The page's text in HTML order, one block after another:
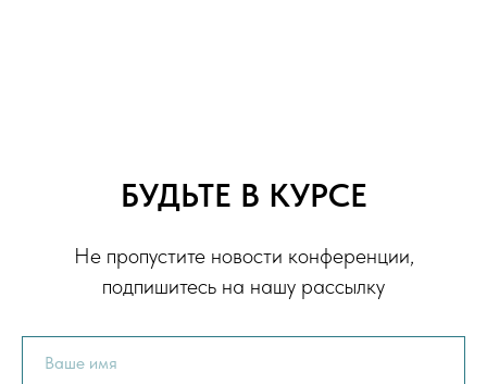
БУДЬТЕ В КУРСЕ
Не пропустите новости конференции,
подпишитесь на нашу рассылку